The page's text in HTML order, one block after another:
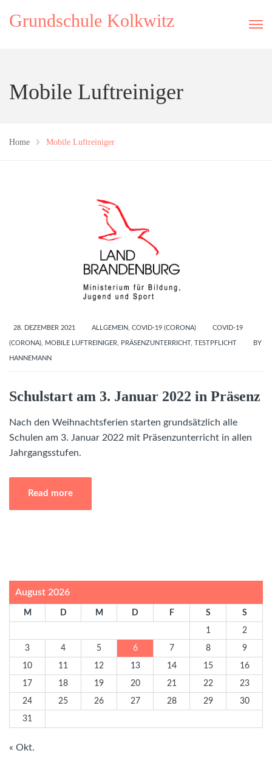
Grundschule Kolkwitz
Mobile Luftreiniger
Home Mobile Luftreiniger
28. DEZEMBER 2021 ALLGEMEIN COVID-19 (CORONA) COVID-19
(CORONA) MOBILE LUFTREINIGER PRÄSENZUNTERRICHT, TESTPFLICHT BY
HANNEMANN
Schulstart am 3. Januar 2022 in Präsenz
Nach den Weihnachtsferien starten grundsätzlich alle
Schulen am 3. Januar 2022 mit Präsenzunterricht in allen
Jahrgangsstufen.
Read more
August 2026
M D M D F S S
1 2
3 4 5 6 7 8 9
10 11 12 13 14 15 16
17 18 19 20 21 22 23
24 25 26 27 28 29 30
31
« Okt.